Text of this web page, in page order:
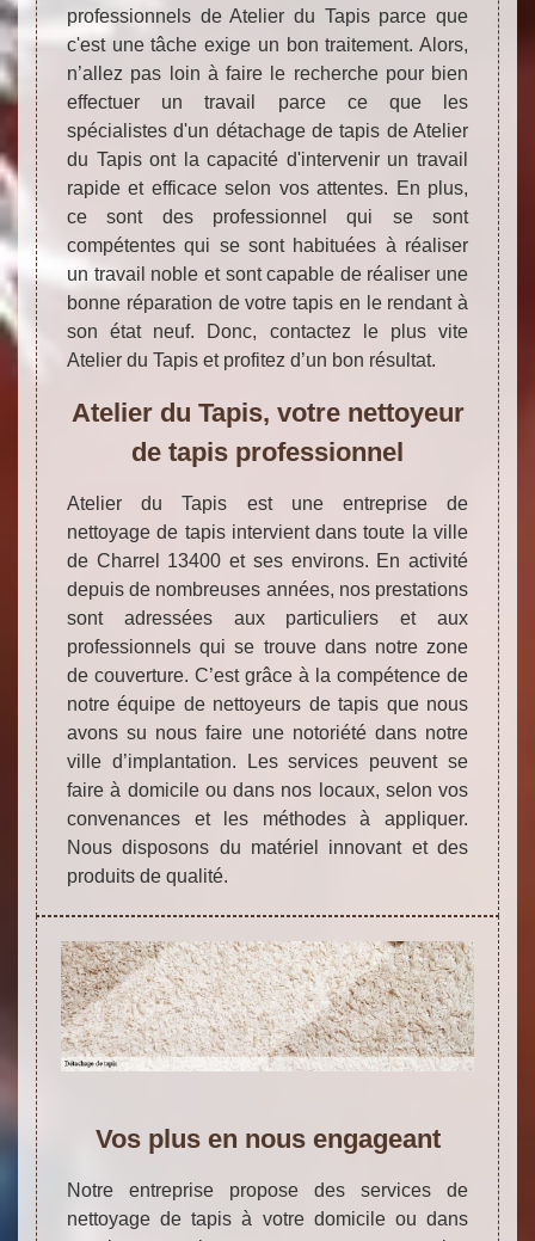
professionnels de Atelier du Tapis parce que
c'est une tâche exige un bon traitement. Alors,
n’allez pas loin à faire le recherche pour bien
effectuer un travail parce ce que les
spécialistes d'un détachage de tapis de Atelier
du Tapis ont la capacité d'intervenir un travail
rapide et efficace selon vos attentes. En plus,
ce sont des professionnel qui se sont
compétentes qui se sont habituées à réaliser
un travail noble et sont capable de réaliser une
bonne réparation de votre tapis en le rendant à
son état neuf. Donc, contactez le plus vite
Atelier du Tapis et profitez d’un bon résultat.
Atelier du Tapis, votre nettoyeur
de tapis professionnel
Atelier du Tapis est une entreprise de
nettoyage de tapis intervient dans toute la ville
de Charrel 13400 et ses environs. En activité
depuis de nombreuses années, nos prestations
sont adressées aux particuliers et aux
professionnels qui se trouve dans notre zone
de couverture. C’est grâce à la compétence de
notre équipe de nettoyeurs de tapis que nous
avons su nous faire une notoriété dans notre
ville d’implantation. Les services peuvent se
faire à domicile ou dans nos locaux, selon vos
convenances et les méthodes à appliquer.
Nous disposons du matériel innovant et des
produits de qualité.
Vos plus en nous engageant
Notre entreprise propose des services de
nettoyage de tapis à votre domicile ou dans